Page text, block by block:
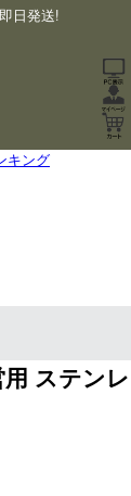
日発送!
キング
ステンレ